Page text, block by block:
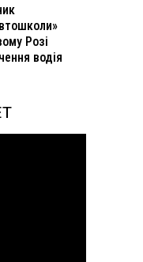
Розі
водія